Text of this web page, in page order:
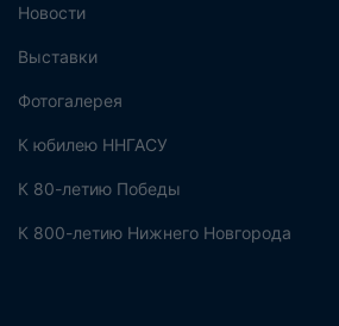
Новости
Выставки
Фотогалерея
К юбилею ННГАСУ
К 80-летию Победы
К 800-летию Нижнего Новгорода